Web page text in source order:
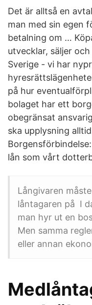
Det är alltså en
man med sin egen
betalning om …
utvecklar, säljer
Sverige - vi har
på hur
bolaget har ett
obegränsat
ska upplysning
lån som vårt
Långivaren
låntagaren på I
man hyr ut en
Men samma
eller annan